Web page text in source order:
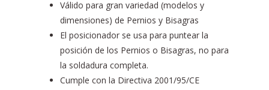
Válido para gran variedad (modelos y
dimensiones) de Pernios y Bisagras
El posicionador se usa para puntear la
posición de los Pernios o Bisagras, no para
la soldadura completa.
Cumple con la Directiva 2001/95/CE